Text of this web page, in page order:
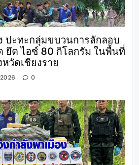
ปะทะกลุ่มขบวนการลักลอบ
ยึด ไอซ์ 80 กิโลกรัม ในพื้นที่
วัดเชียงราย
0